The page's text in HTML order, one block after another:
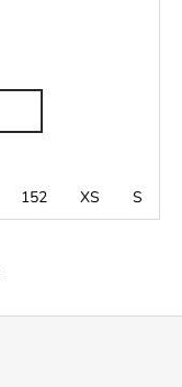
152 XS S